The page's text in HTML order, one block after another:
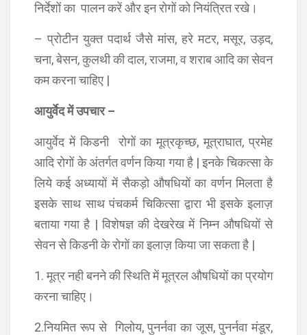
निर्देशों का पालन करें और इन रोगों को नियंत्रित रखे।
– प्रोटीन युक्त पदार्थ जैसे मांस, हरे मटर, मसूर, उड़द,
चना, बेसन, कुलथी की दाल, राजमा, व शराब आदि का सेवन
कम करना चाहिए |
आयुर्वेद में उपचार –
आयुर्वेद में किडनी रोगों का मूत्रकृच्छ, मूत्राघात, प्रमेह
आदि रोगों के अंतर्गत वर्णन किया गया है | इनके चिकत्सा के
लिये कई अध्यायों में सैकड़ो औषधियों का वर्णन मिलता है
इसके साथ साथ पंचकर्म चिकित्सा द्वारा भी इसके इलाज़
बताया गया है | विशेषज्ञ की देखरेख में निम्न औषधियों से
सेवन से किडनी के रोगों का इलाज़ किया जा सकता है |
1. मूत्र नही बनने की स्थिति में मूत्रल औषधियों का प्रयोग
करना चाहिए।
2.नियमित रूप से गिलोय, पुनर्नवा का जूस, पुनर्नवा मंडूर,